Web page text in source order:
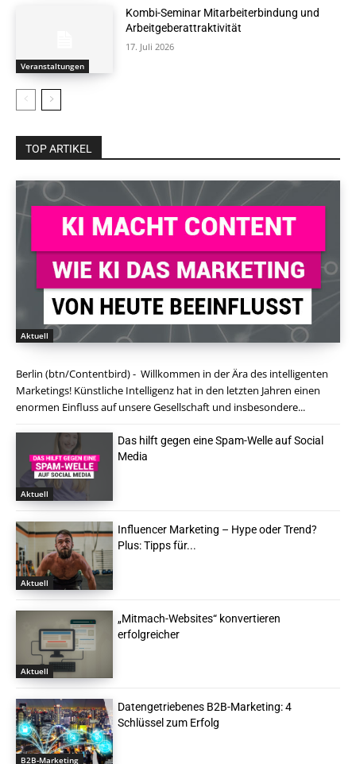
Veranstaltungen
Kombi-Seminar Mitarbeiterbindung und
Arbeitgeberattraktivität
17. Juli 2026
TOP ARTIKEL
Aktuell
Berlin (btn/Contentbird) - Willkommen in der Ära des intelligenten
Marketings! Künstliche Intelligenz hat in den letzten Jahren einen
enormen Einfluss auf unsere Gesellschaft und insbesondere...
Aktuell
Das hilft gegen eine Spam-Welle auf Social
Media
Aktuell
Influencer Marketing – Hype oder Trend?
Plus: Tipps für...
Aktuell
„Mitmach-Websites“ konvertieren
erfolgreicher
B2B-Marketing
Datengetriebenes B2B-Marketing: 4
Schlüssel zum Erfolg